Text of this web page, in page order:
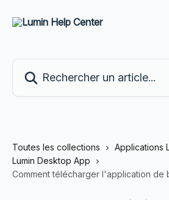
Toutes les collections
Applications
Lumin Desktop App
Comment télécharger l'application de